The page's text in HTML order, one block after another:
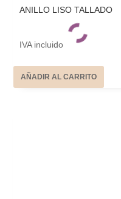
ANILLO LISO TALLADO
IVA incluido
AÑADIR AL CARRITO